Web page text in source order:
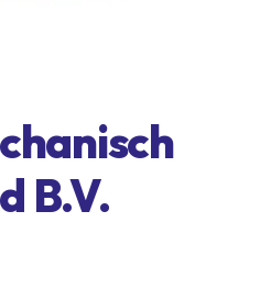
B.V.